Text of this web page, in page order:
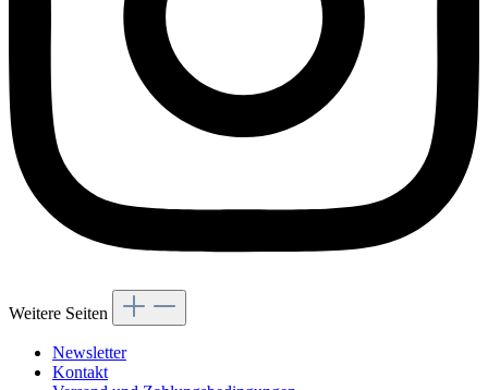
Weitere Seiten
Newsletter
Kontakt